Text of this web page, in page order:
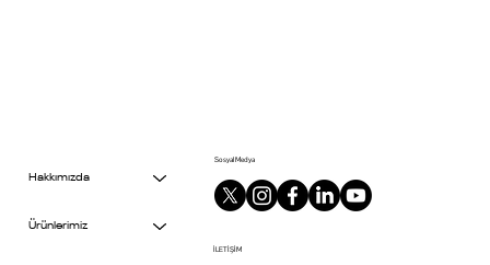
Hakkımızda
Ürünlerimiz
Sosyal Medya
İLETİŞİM